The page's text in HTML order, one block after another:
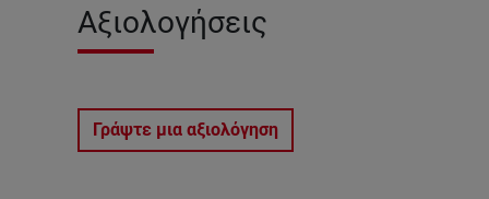
Αξιολογήσεις
Γράψτε μια αξιολόγηση